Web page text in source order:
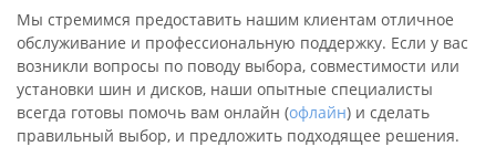
Мы стремимся предоставить нашим клиентам отличное
обслуживание и профессиональную поддержку. Если у вас
возникли вопросы по поводу выбора, совместимости или
установки шин и дисков, наши опытные специалисты
всегда готовы помочь вам онлайн (офлайн) и сделать
правильный выбор, и предложить подходящее решения.